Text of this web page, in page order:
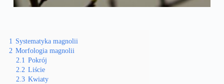
1 Systematyka magnolii
2 Morfologia magnolii
2.1 Pokrój
2.2 Liście
2.3 Kwiaty